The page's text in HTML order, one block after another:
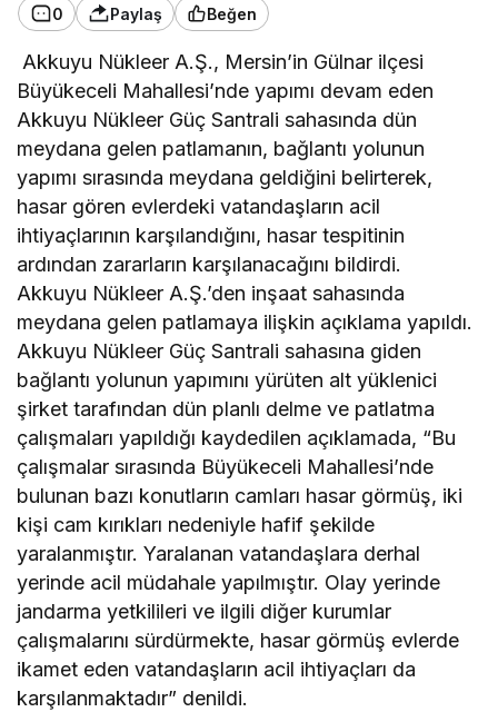
0 Paylaş Beğen
Akkuyu Nükleer A.Ş., Mersin’in Gülnar ilçesi
Büyükeceli Mahallesi’nde yapımı devam eden
Akkuyu Nükleer Güç Santrali sahasında dün
meydana gelen patlamanın, bağlantı yolunun
yapımı sırasında meydana geldiğini belirterek,
hasar gören evlerdeki vatandaşların acil
ihtiyaçlarının karşılandığını, hasar tespitinin
ardından zararların karşılanacağını bildirdi.
Akkuyu Nükleer A.Ş.’den inşaat sahasında
meydana gelen patlamaya ilişkin açıklama yapıldı.
Akkuyu Nükleer Güç Santrali sahasına giden
bağlantı yolunun yapımını yürüten alt yüklenici
şirket tarafından dün planlı delme ve patlatma
çalışmaları yapıldığı kaydedilen açıklamada, “Bu
çalışmalar sırasında Büyükeceli Mahallesi’nde
bulunan bazı konutların camları hasar görmüş, iki
kişi cam kırıkları nedeniyle hafif şekilde
yaralanmıştır. Yaralanan vatandaşlara derhal
yerinde acil müdahale yapılmıştır. Olay yerinde
jandarma yetkilileri ve ilgili diğer kurumlar
çalışmalarını sürdürmekte, hasar görmüş evlerde
ikamet eden vatandaşların acil ihtiyaçları da
karşılanmaktadır” denildi.